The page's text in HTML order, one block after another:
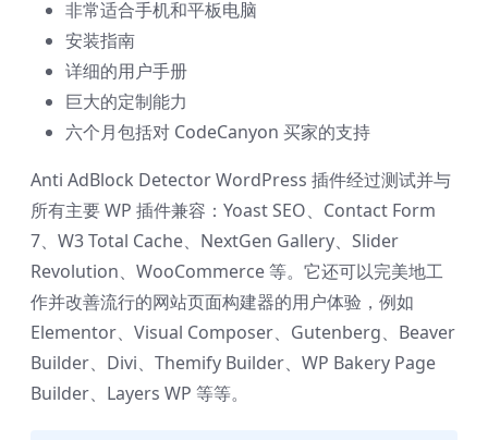
非常适合手机和平板电脑
安装指南
详细的用户手册
巨大的定制能力
六个月包括对 CodeCanyon 买家的支持
Anti AdBlock Detector WordPress 插件经过测试并与
所有主要 WP 插件兼容：Yoast SEO、Contact Form
7、W3 Total Cache、NextGen Gallery、Slider
Revolution、WooCommerce 等。它还可以完美地工
作并改善流行的网站页面构建器的用户体验，例如
Elementor、Visual Composer、Gutenberg、Beaver
Builder、Divi、Themify Builder、WP Bakery Page
Builder、Layers WP 等等。